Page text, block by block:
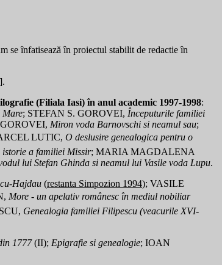
se înfatisează în proiectul stabilit de redactie în
(Filiala Iasi) în anul academic 1997-1998:
Mare; STEFAN S. GOROVEI, Începuturile familiei
Miron voda Barnovschi si neamul sau;
LUTIC, O deslusire genealogica pentru o
istorie a familiei Missir; MARIA MAGDALENA
lui Stefan Ghinda si neamul lui Vasile voda Lupu.
Hajdau (restanta Simpozion 1994); VASILE
More - un apelativ românesc în mediul nobiliar
Genealogia familiei Filipescu (veacurile XVI-
1777(II); Epigrafie si genealogie; IOAN